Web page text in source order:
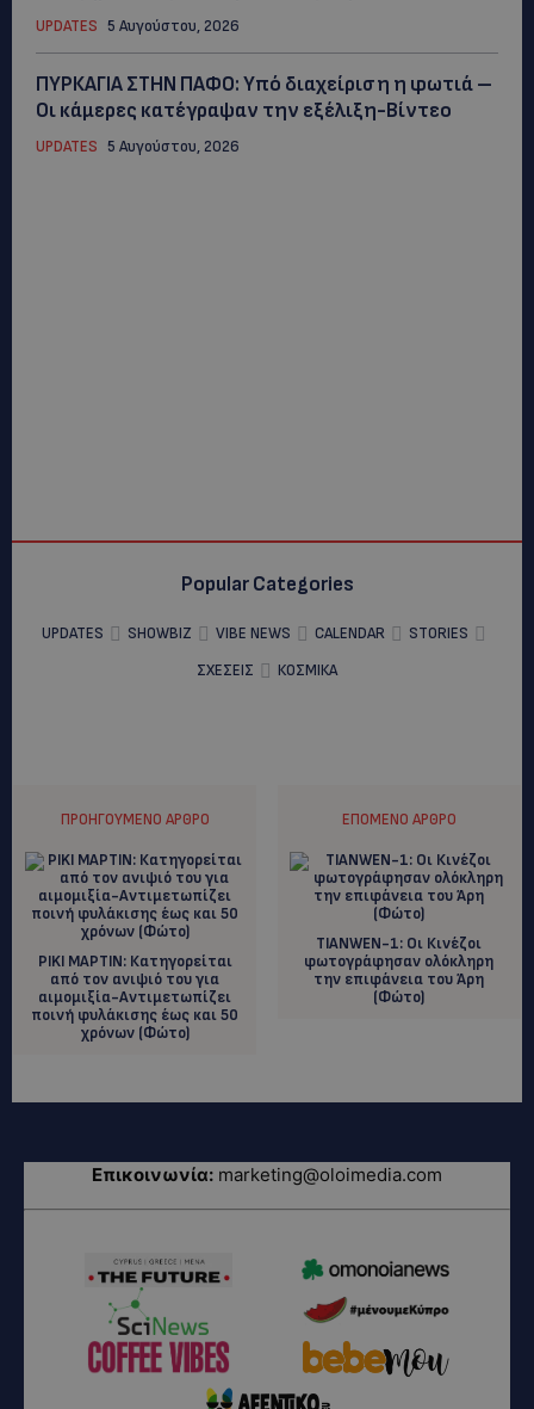
UPDATES 5 Αυγούστου, 2026
ΠΥΡΚΑΓΙΑ ΣΤΗΝ ΠΑΦΟ: Υπό διαχείριση η φωτιά –
Οι κάμερες κατέγραψαν την εξέλιξη-Βίντεο
UPDATES 5 Αυγούστου, 2026
Popular Categories
UPDATES SHOWBIZ VIBE NEWS CALENDAR
STORIES
ΣΧΕΣΕΙΣ
ΚΟΣΜΙΚΑ
ΠΡΟΗΓΟΎΜΕΝΟ ΆΡΘΡΟ
ΡIKI MAΡΤΙΝ: Κατηγορείται
από τον ανιψιό του για
αιμομιξία-Αντιμετωπίζει
ποινή φυλάκισης έως και 50
χρόνων (Φώτο)
ΕΠΌΜΕΝΟ ΆΡΘΡΟ
TIANWEN-1: Οι Κινέζοι
φωτογράφησαν ολόκληρη
την επιφάνεια του Άρη
(Φώτο)
Επικοινωνία: marketing@oloimedia.com